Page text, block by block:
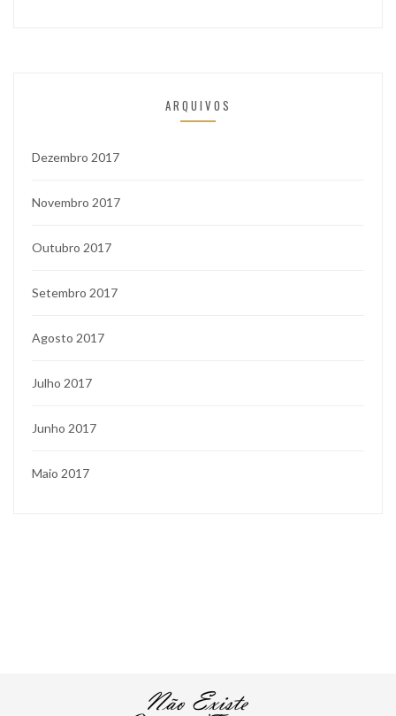
ARQUIVOS
Dezembro 2017
Novembro 2017
Outubro 2017
Setembro 2017
Agosto 2017
Julho 2017
Junho 2017
Maio 2017